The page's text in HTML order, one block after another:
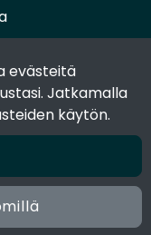
evästeitä
Jatkamalla
käytön.